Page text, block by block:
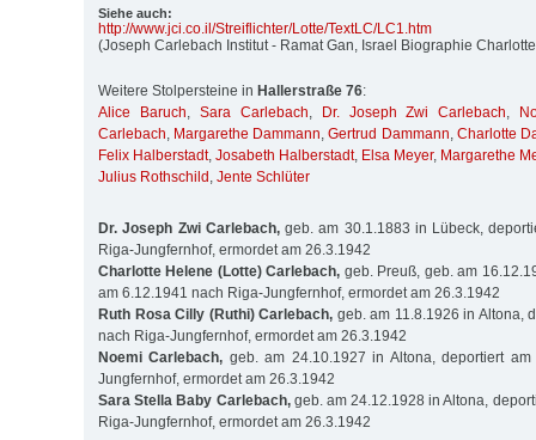
Siehe auch:
http://www.jci.co.il/Streiflichter/Lotte/TextLC/LC1.htm
(Joseph Carlebach Institut - Ramat Gan, Israel Biographie
Weitere Stolpersteine in Hallerstraße 76:
Alice Baruch, Sara Carlebach, Dr. Joseph Zwi Carlebach,
Carlebach, Margarethe Dammann,Gertrud Dammann, Charlotte
Felix Halberstadt, Josabeth Halberstadt, Elsa Meyer, Margarethe
Julius Rothschild , Jente Schlüter
Dr. Joseph Zwi Carlebach,geb. am 30.1.1883 in Lübeck,
Riga-Jungfernhof, ermordet am 26.3.1942
Charlotte Helene (Lotte) Carlebach, geb. Preuß, geb. am
am 6.12.1941 nach Riga-Jungfernhof, ermordet am 26.3.1942
Ruth Rosa Cilly (Ruthi) Carlebach, geb. am 11.8.1926 in Altona,
nach Riga-Jungfernhof, ermordet am 26.3.1942
Noemi Carlebach, geb. am 24.10.1927 in Altona, deportiert
Jungfernhof, ermordet am 26.3.1942
Sara Stella Baby Carlebach,geb. am 24.12.1928 in Altona,
Riga-Jungfernhof, ermordet am 26.3.1942